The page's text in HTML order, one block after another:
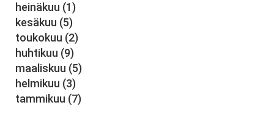
heinäkuu (1)
kesäkuu (5)
toukokuu (2)
huhtikuu (9)
maaliskuu (5)
helmikuu (3)
tammikuu (7)